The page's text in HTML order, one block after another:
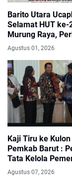
Barito Utara
Selamat HUT ke-
Murung Raya,
Semangat Sinergi
Membangun.
Agustus 01, 2026
Kaji Tiru ke Kulon
Pemkab Barut :
Tata Kelola
Agustus 07, 2026